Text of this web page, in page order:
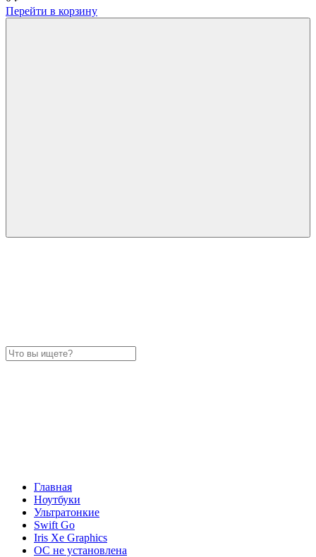
Перейти в корзину
Главная
Ноутбуки
Ультратонкие
Swift Go
Iris Xe Graphics
ОС не установлена